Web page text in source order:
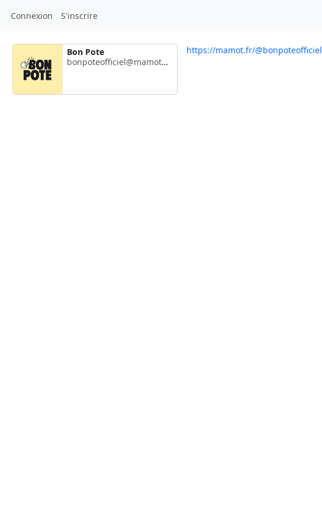
Connexion S'inscrire
Bon Pote
bonpoteofficiel@mamot.fr
https://mamot.fr/@bonpoteofficiel